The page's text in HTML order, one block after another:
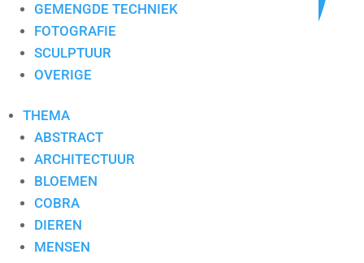
GEMENGDE TECHNIEK
FOTOGRAFIE
SCULPTUUR
OVERIGE
THEMA
ABSTRACT
ARCHITECTUUR
BLOEMEN
COBRA
DIEREN
MENSEN
Toevoegen aan mijn lijst / Offerte aanvragen